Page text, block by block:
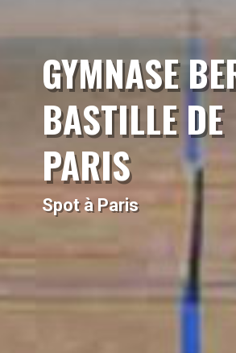
GYMNASE
BASTILLE DE
PARIS
Spot à Paris